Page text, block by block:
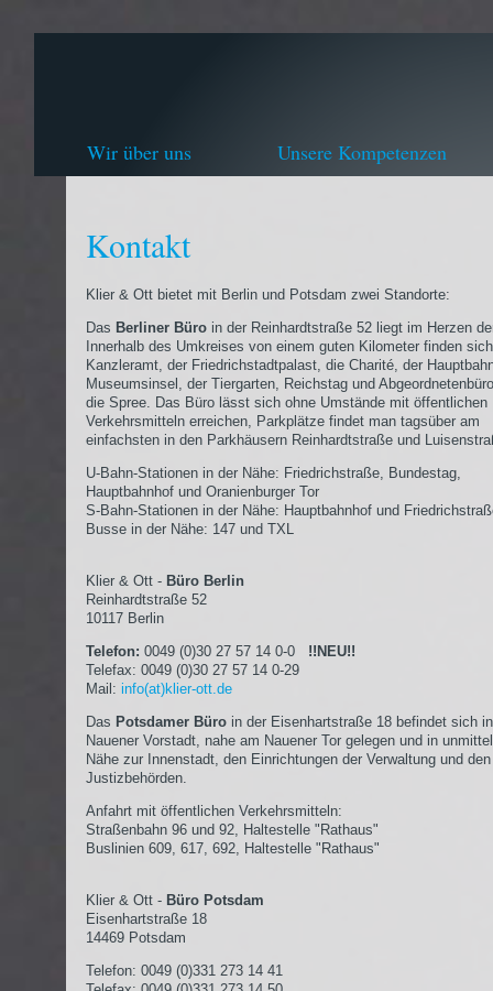
Wir über uns Unsere Kompetenzen
Kontakt
Klier & Ott bietet mit Berlin und Potsdam zwei Standorte:
Das Berliner Büro in der Reinhardtstraße 52 liegt im Herzen
Innerhalb des Umkreises von einem guten Kilometer finden
Kanzleramt, der Friedrichstadtpalast, die Charité, der
Museumsinsel, der Tiergarten, Reichstag und
die Spree. Das Büro lässt sich ohne Umstände mit öffentlichen
Verkehrsmitteln erreichen, Parkplätze findet man tagsüber am
einfachsten in den Parkhäusern Reinhardtstraße und
U-Bahn-Stationen in der Nähe: Friedrichstraße, Bundestag,
Hauptbahnhof und Oranienburger Tor
S-Bahn-Stationen in der Nähe: Hauptbahnhof und
Busse in der Nähe: 147 und TXL
Klier & Ott - Büro Berlin
Reinhardtstraße 52
10117 Berlin
Telefon: 0049 (0)30 27 57 14 0-0 !!NEU!!
Telefax: 0049 (0)30 27 57 14 0-29
Mail: info(at)klier-ott.de
Das Potsdamer Büro in der Eisenhartstraße 18 befindet sich
Nauener Vorstadt, nahe am Nauener Tor gelegen und in
Nähe zur Innenstadt, den Einrichtungen der Verwaltung und den
Justizbehörden.
Anfahrt mit öffentlichen Verkehrsmitteln:
Straßenbahn 96 und 92, Haltestelle "Rathaus"
Buslinien 609, 617, 692, Haltestelle "Rathaus"
Klier & Ott - Büro Potsdam
Eisenhartstraße 18
14469 Potsdam
Telefon: 0049 (0)331 273 14 41